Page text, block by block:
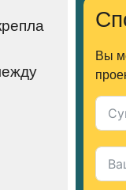
Вы